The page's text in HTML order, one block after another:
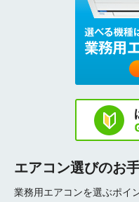
エアコン選びのお
業務用エアコンを選ぶポイ